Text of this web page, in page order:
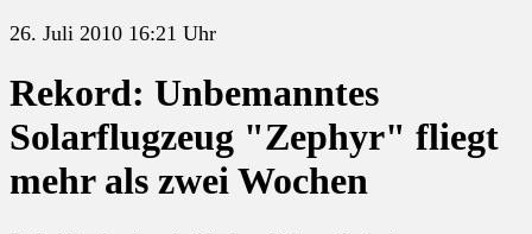
26. Juli 2010 16:21 Uhr
Rekord: Unbemanntes
Solarflugzeug "Zephyr" fliegt
mehr als zwei Wochen